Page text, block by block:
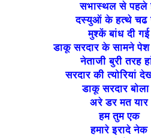
सभास्थल से पहले
दस्युओं के हत्थे चढ
मुश्कें बांध दी गई
डाकू सरदार के सामने
नेताजी बुरी तरह
सरदार की त्योरियां
डाकू सरदार
अरे डर मत यार
हम तुम एक
हमारे इरादे नेक